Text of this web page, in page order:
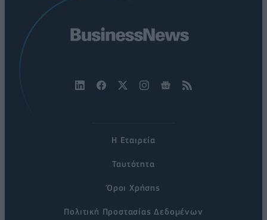
Η Εταιρεία
Ταυτότητα
Όροι Χρήσης
Πολιτική Προστασίας Δεδομένων